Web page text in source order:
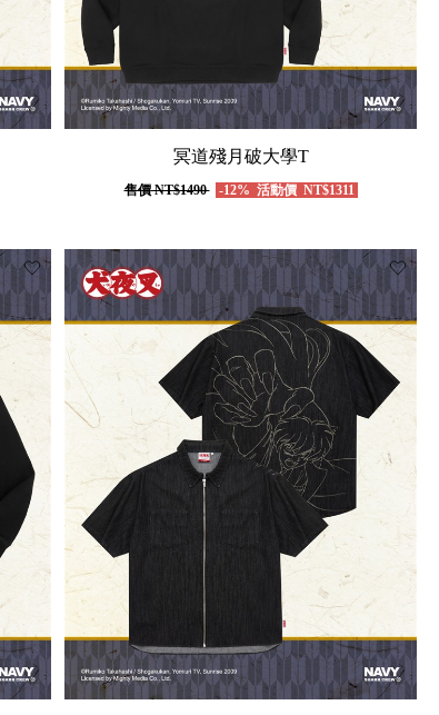
冥道殘月破大學T
售價NT$1490 -12% 活動價NT$1311